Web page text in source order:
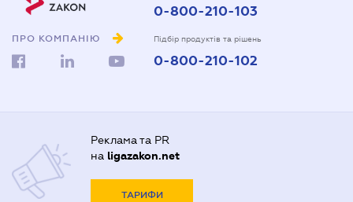
ПРО КОМПАНІЮ
0-800-210-103
Підбір продуктів та рішень
0-800-210-102
Реклама та PR
на ligazakon.net
ТАРИФИ